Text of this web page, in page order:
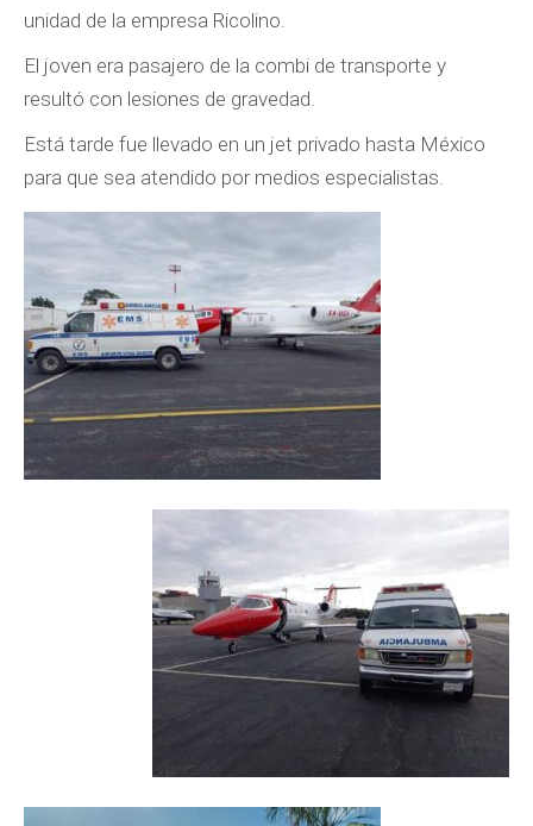
unidad de la empresa Ricolino.
El joven era pasajero de la combi de transporte y
resultó con lesiones de gravedad.
Está tarde fue llevado en un jet privado hasta México
para que sea atendido por medios especialistas.